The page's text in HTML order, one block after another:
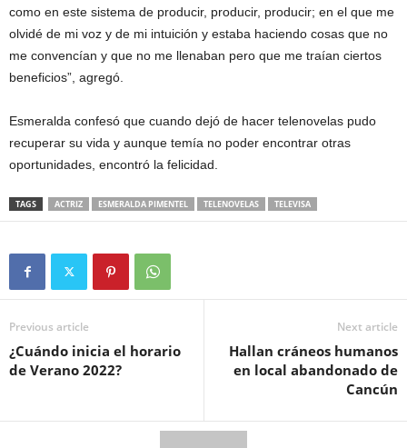
como en este sistema de producir, producir, producir; en el que me
olvidé de mi voz y de mi intuición y estaba haciendo cosas que no
me convencían y que no me llenaban pero que me traían ciertos
beneficios”, agregó.
Esmeralda confesó que cuando dejó de hacer telenovelas pudo
recuperar su vida y aunque temía no poder encontrar otras
oportunidades, encontró la felicidad.
TAGS ACTRIZ ESMERALDA PIMENTEL TELENOVELAS TELEVISA
Previous article
¿Cuándo inicia el horario
de Verano 2022?
Next article
Hallan cráneos humanos
en local abandonado de
Cancún